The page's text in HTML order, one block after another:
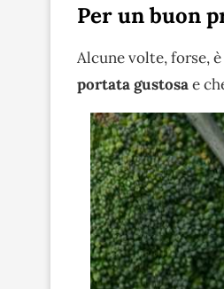
Per un buon
Alcune volte, forse,
portata gustosae